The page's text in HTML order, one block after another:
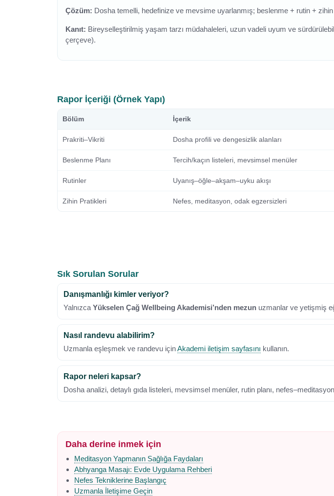
Çözüm: Dosha temelli, hedefinize ve mevsime uyarlanmış; beslenme + rutin +
Kanıt: Bireyselleştirilmiş yaşam tarzı müdahaleleri, uzun vadeli uyum ve
çerçeve).
Rapor İçeriği (Örnek Yapı)
Bölüm İçerik
Prakriti–Vikriti Dosha profili ve dengesizlik alanları
Beslenme Planı Tercih/kaçın listeleri, mevsimsel menüler
Rutinler Uyanış–öğle–akşam–uyku akışı
Zihin Pratikleri Nefes, meditasyon, odak egzersizleri
Sık Sorulan Sorular
Danışmanlığı kimler veriyor?
Yalnızca Yükselen Çağ Wellbeing Akademisi’nden mezun uzmanlar ve yetişmiş
Nasıl randevu alabilirim?
Uzmanla eşleşmek ve randevu içinAkademi iletişim sayfasını kullanın.
Rapor neleri kapsar?
Dosha analizi, detaylı gıda listeleri, mevsimsel menüler, rutin planı,
Daha derine inmek için
Meditasyon Yapmanın Sağlığa Faydaları
Abhyanga Masajı: Evde Uygulama Rehberi
Nefes Tekniklerine Başlangıç
Uzmanla İletişime Geçin